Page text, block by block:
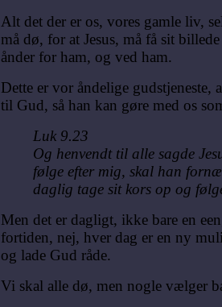
Alt det der er os, vores gamle liv,
må dø, for at Jesus, må få sit
ånder for ham, og ved ham.
Dette er vor åndelige gudstjeneste,
til Gud, så han kan gøre med os
Luk 9.23
Og henvendt til alle sagde
følge efter mig, skal han
daglig tage sit kors op og
Men det er dagligt, ikke bare en
fortiden, nej, hver dag er en ny
og lade Gud råde.
Vi skal alle dø, men nogle vælger